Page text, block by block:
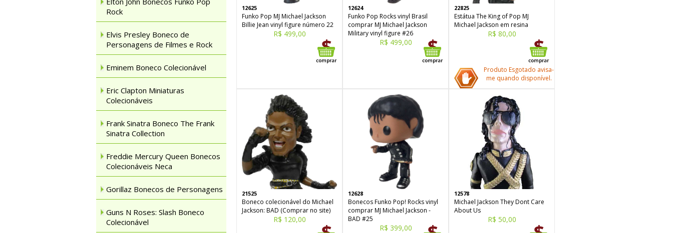
Rock
Elvis Presley Boneco de
Personagens de Filmes e Rock
Eminem Boneco Colecionável
Eric Clapton Miniaturas
Colecionáveis
Frank Sinatra Boneco The Frank
Sinatra Collection
Freddie Mercury Queen Bonecos
Colecionáveis Neca
Gorillaz Bonecos de Personagens
Guns N Roses: Slash Boneco
Colecionável
12625
Funko Pop MJ Michael Jackson
Billie Jean vinyl figure número 22
R$ 499,00
12624
Funko Pop Rocks vinyl Brasil
comprar MJ Michael Jackson
Military vinyl figure #26
R$ 499,00
22825
Estátua The King of Pop MJ
Michael Jackson em resina
R$ 80,00
Produto Esgotado avisa-
me quando disponível.
21525
Boneco colecionável do Michael
Jackson: BAD (Comprar no site)
R$ 120,00
12628
Bonecos Funko Pop! Rocks vinyl
comprar MJ Michael Jackson -
BAD #25
R$ 399,00
12578
Michael Jackson They Dont Care
About Us
R$ 50,00